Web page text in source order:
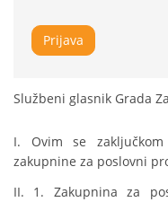
Prijava
Službeni glasnik Grada
I. Ovim se
zakupnine za poslovni
II. 1. Zakupnina za